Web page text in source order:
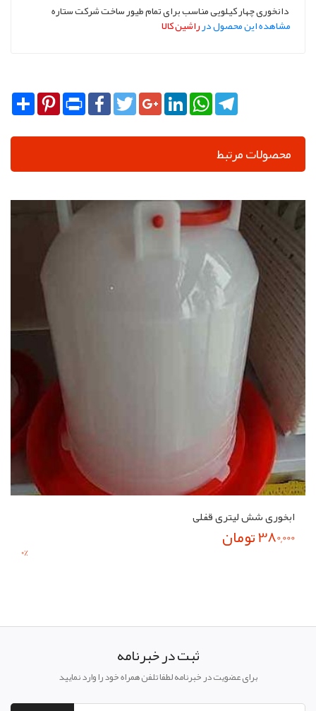
دانخوری چهار کیلویی مناسب برای تمام طیور ساخت شرکت ستاره
مشاهده این محصول درراشین کالا
Share PinterestPrint FacebookTwitterGoogle+LinkedInWhatsApp
محصولات مرتبط
ابخوری شش لیتری قفلی
380,000 تومان 0%
ثبت در خبرنامه
برای عضویت در خبرنامه لطفا تلفن همراه خود را وارد نمایید